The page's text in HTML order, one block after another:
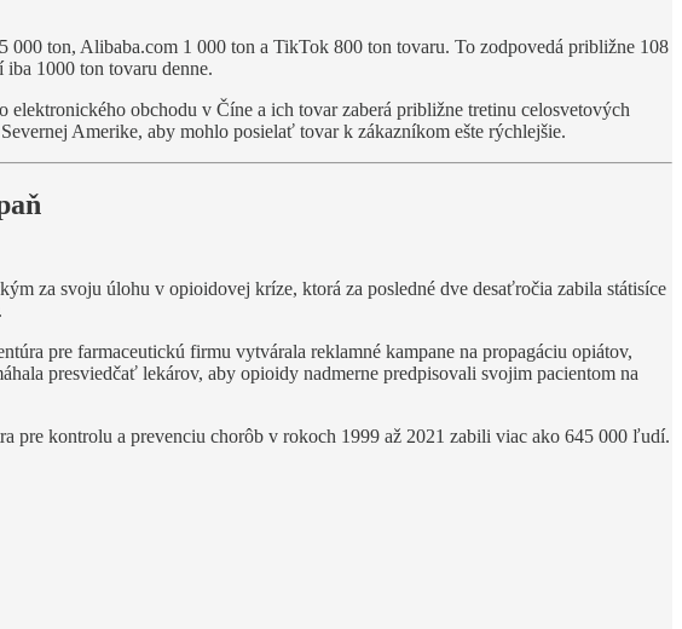
ton, Alibaba.com 1 000 ton a TikTok 800 ton tovaru. To zodpovedá približne 108
1000 ton tovaru denne.
obchodu v Číne a ich tovar zaberá približne tretinu celosvetových
Amerike, aby mohlo posielať tovar k zákazníkom ešte rýchlejšie.
za svoju úlohu v opioidovej kríze, ktorá za posledné dve desaťročia zabila státisíce
pre farmaceutickú firmu vytvárala reklamné kampane na propagáciu opiátov,
presviedčať lekárov, aby opioidy nadmerne predpisovali svojim pacientom na
pre kontrolu a prevenciu chorôb v rokoch 1999 až 2021 zabili viac ako 645 000 ľudí.